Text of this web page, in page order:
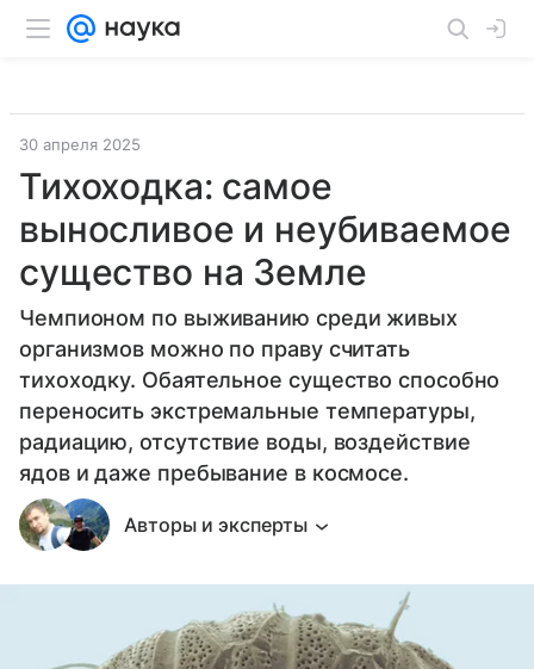
30 апреля 2025
Тихоходка: самое
выносливое и неубиваемое
существо на Земле
Чемпионом по выживанию среди живых
организмов можно по праву считать
тихоходку. Обаятельное существо способно
переносить экстремальные температуры,
радиацию, отсутствие воды, воздействие
ядов и даже пребывание в космосе.
Авторы и эксперты